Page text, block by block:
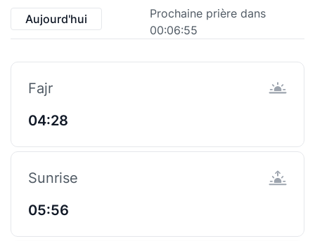
Aujourd'hui
Prochaine prière dans
00:06:55
Fajr
04:28
Sunrise
05:56